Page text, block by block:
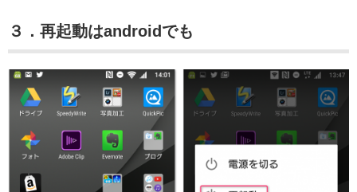
３．再起動はandroidでも